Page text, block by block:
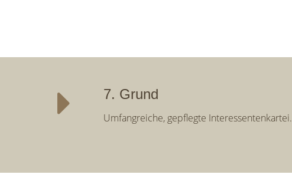
7. Grund
Umfangreiche, gepflegte Interessentenkartei.